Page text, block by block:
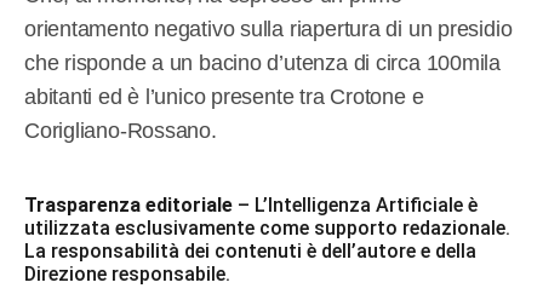
orientamento negativo sulla riapertura di un presidio
che risponde a un bacino d’utenza di circa 100mila
abitanti ed è l’unico presente tra Crotone e
Corigliano-Rossano.
Trasparenza editoriale – L’Intelligenza Artificiale è
utilizzata esclusivamente come supporto redazionale.
La responsabilità dei contenuti è dell’autore e della
Direzione responsabile.